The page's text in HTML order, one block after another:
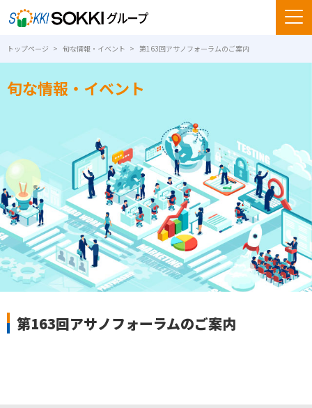
トップページ 旬な情報・イベント 第163回アサノフォーラムのご案内
旬な情報・イベント
第163回アサノフォーラムのご案内